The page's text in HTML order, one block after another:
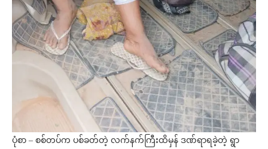
ပုံစာ – စစ်တပ်က ပစ်ခတ်တဲ့ လက်နက်ကြီးထိမှန် ဒဏ်ရာရခဲ့တဲ့ ရွာ